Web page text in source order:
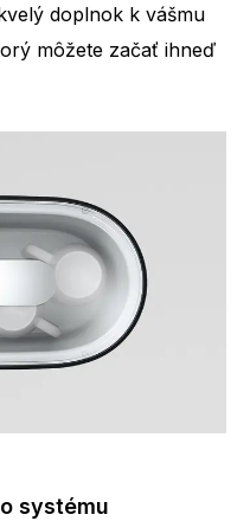
doplnok k vášmu
môžete začať ihneď
systému